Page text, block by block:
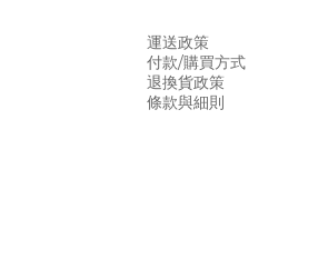
運送政策
付款/購買方式
退換貨政策
條款與細則